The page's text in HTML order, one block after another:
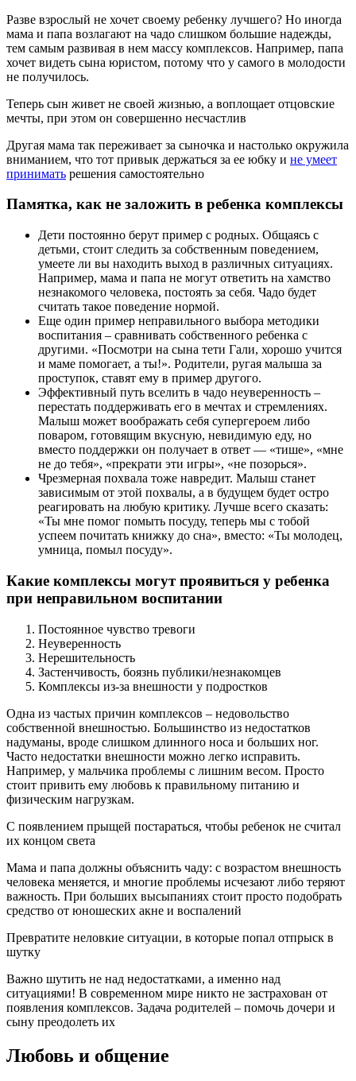
Разве взрослый не хочет своему ребенку лучшего? Но иногда
мама и папа возлагают на чадо слишком большие надежды,
тем самым развивая в нем массу комплексов. Например, папа
хочет видеть сына юристом, потому что у самого в молодости
не получилось.
Теперь сын живет не своей жизнью, а воплощает отцовские
мечты, при этом он совершенно несчастлив
Другая мама так переживает за сыночка и настолько окружила
вниманием, что тот привык держаться за ее юбку и не умеет
принимать решения самостоятельно
Памятка, как не заложить в ребенка комплексы
Дети постоянно берут пример с родных. Общаясь с
детьми, стоит следить за собственным поведением,
умеете ли вы находить выход в различных ситуациях.
Например, мама и папа не могут ответить на хамство
незнакомого человека, постоять за себя. Чадо будет
считать такое поведение нормой.
Еще один пример неправильного выбора методики
воспитания – сравнивать собственного ребенка с
другими. «Посмотри на сына тети Гали, хорошо учится
и маме помогает, а ты!». Родители, ругая малыша за
проступок, ставят ему в пример другого.
Эффективный путь вселить в чадо неуверенность –
перестать поддерживать его в мечтах и стремлениях.
Малыш может воображать себя супергероем либо
поваром, готовящим вкусную, невидимую еду, но
вместо поддержки он получает в ответ — «тише», «мне
не до тебя», «прекрати эти игры», «не позорься».
Чрезмерная похвала тоже навредит. Малыш станет
зависимым от этой похвалы, а в будущем будет остро
реагировать на любую критику. Лучше всего сказать:
«Ты мне помог помыть посуду, теперь мы с тобой
успеем почитать книжку до сна», вместо: «Ты молодец,
умница, помыл посуду».
Какие комплексы могут проявиться у ребенка
при неправильном воспитании
Постоянное чувство тревоги
Неуверенность
Нерешительность
Застенчивость, боязнь публики/незнакомцев
Комплексы из-за внешности у подростков
Одна из частых причин комплексов – недовольство
собственной внешностью. Большинство из недостатков
надуманы, вроде слишком длинного носа и больших ног.
Часто недостатки внешности можно легко исправить.
Например, у мальчика проблемы с лишним весом. Просто
стоит привить ему любовь к правильному питанию и
физическим нагрузкам.
С появлением прыщей постараться, чтобы ребенок не считал
их концом света
Мама и папа должны объяснить чаду: с возрастом внешность
человека меняется, и многие проблемы исчезают либо теряют
важность. При больших высыпаниях стоит просто подобрать
средство от юношеских акне и воспалений
Превратите неловкие ситуации, в которые попал отпрыск в
шутку
Важно шутить не над недостатками, а именно над
ситуациями! В современном мире никто не застрахован от
появления комплексов. Задача родителей – помочь дочери и
сыну преодолеть их
Любовь и общение